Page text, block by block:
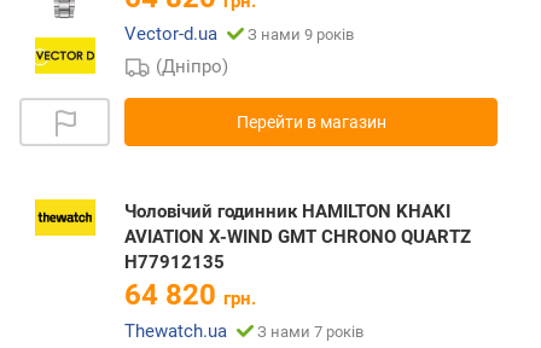
Vector-d.ua
З нами 9 років
(Дніпро)
Перейти в магазин
Чоловічий годинник HAMILTON KHAKI
AVIATION X-WIND GMT CHRONO QUARTZ
H77912135
64 820 грн.
Thewatch.ua
З нами 7 років